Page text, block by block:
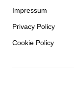
Impressum
Privacy Policy
Cookie Policy